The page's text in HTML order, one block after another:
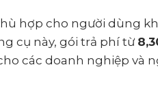
hợp cho người dùng
cụ này, gói trả phí từ
các doanh nghiệp và